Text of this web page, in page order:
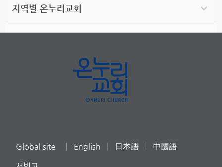
지역별 온누리교회
Global site English 日本語 中國語